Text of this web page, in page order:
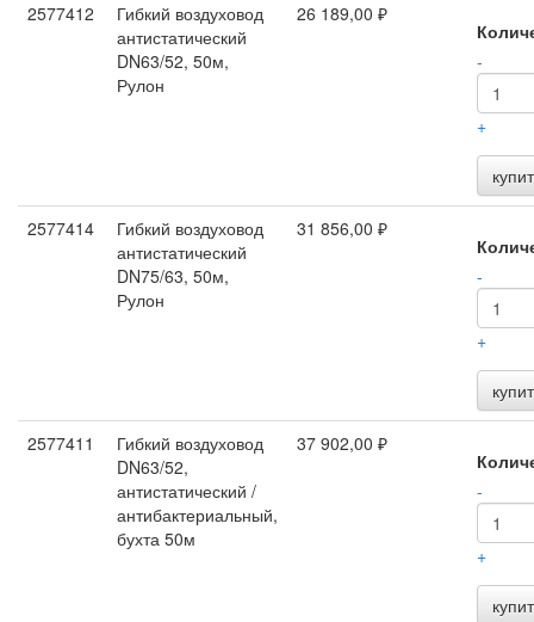
2577412
Гибкий воздуховод
антистатический
DN63/52, 50м,
Рулон
26 189,00 ₽
-
+
2577414
Гибкий воздуховод
антистатический
DN75/63, 50м,
Рулон
31 856,00 ₽
-
+
2577411
Гибкий воздуховод
DN63/52,
антистатический /
антибактериальный,
бухта 50м
37 902,00 ₽
-
+